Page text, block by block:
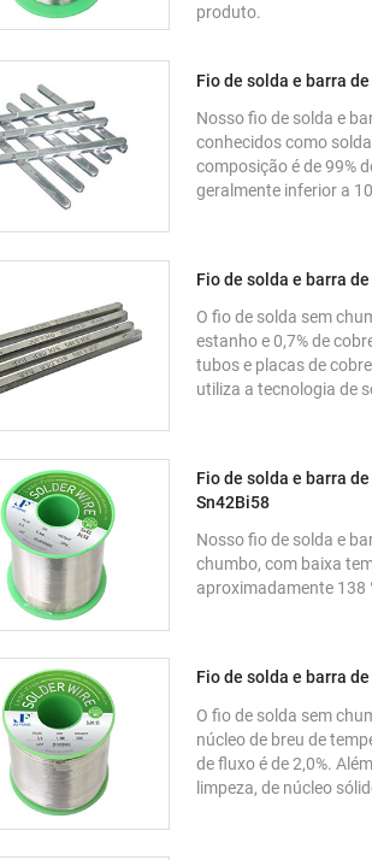
produto.
Fio de solda e barra
Nosso fio de solda e
conhecidos como
composição é de 99%
geralmente inferior a
Fio de solda e barra
O fio de solda sem
estanho e 0,7% de
tubos e placas de
utiliza a tecnologia de
Fio de solda e barra
Sn42Bi58
Nosso fio de solda e
chumbo, com baixa
aproximadamente 138
Fio de solda e barra
O fio de solda sem
núcleo de breu de
de fluxo é de 2,0%.
limpeza, de núcleo